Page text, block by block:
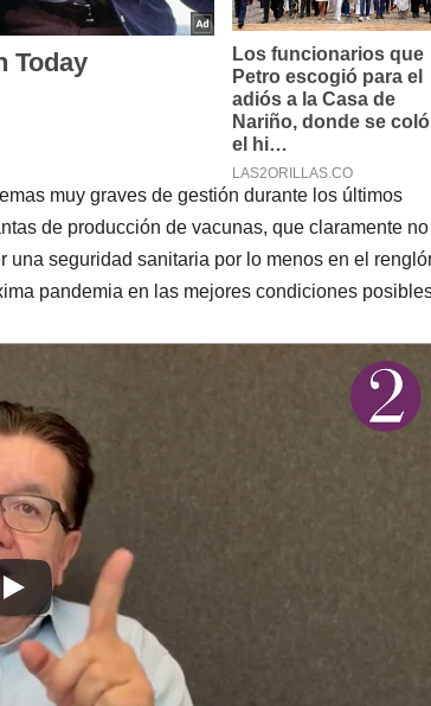
muy graves de gestión durante los últimos
de producción de vacunas, que claramente no
una seguridad sanitaria por lo menos en el
pandemia en las mejores condiciones